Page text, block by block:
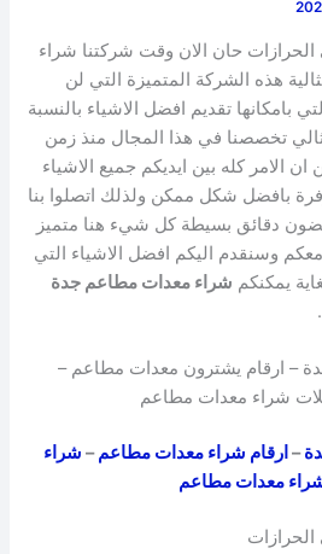
حان الان وقت شركتنا شراء
هذه الشركة المتميزة التي لن
بامكانها تقديم افضل الاشياء بالنسبة
تخصصنا في هذا المجال منذ زمن
ان الامر كله بين ايديكم جميع الاشياء
بافضل شكل ممكن ولذلك اتصلوا بنا
دقائق بسيطة كل شيء هنا متميز
معكم وسنقدم اليكم افضل الاشياء التي
يمكنكم شراء معدات مطاعم جدة
– ارقام يشترون معدات مطاعم –
شراء معدات مطاعم
– ارقام شراء معدات مطاعم– شراء
معدات مطاعم